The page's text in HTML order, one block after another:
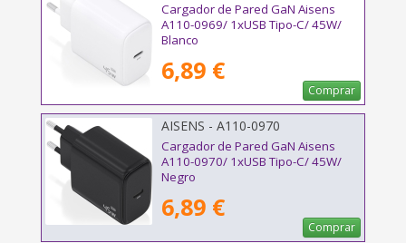
Cargador de Pared GaN Aisens
A110-0969/ 1xUSB Tipo-C/ 45W/
Blanco
6,89 €
Comprar
AISENS - A110-0970
Cargador de Pared GaN Aisens
A110-0970/ 1xUSB Tipo-C/ 45W/
Negro
6,89 €
Comprar